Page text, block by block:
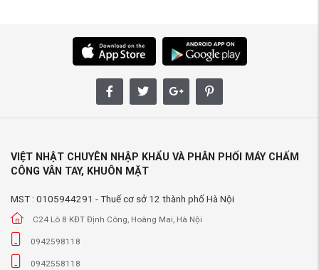
VIỆT NHẬT CHUYÊN NHẬP KHẨU VÀ PHÂN PHỐI MÁY CHẤM
CÔNG VÂN TAY, KHUÔN MẶT
MST : 0105944291 - Thuế cơ sở 12 thành phố Hà Nội
C24 Lô 8 KĐT Định Công, Hoàng Mai, Hà Nội
0942598118
0942558118